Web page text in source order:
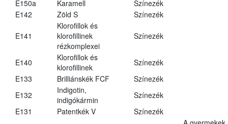
E150a
Karamell
Színezék
E142
Zöld S Színezék
E141
Klorofillok és
klorofillinek
rézkomplexei
Színezék
E140
Klorofillok és
klorofillinek
Színezék
E133
Brilliánskék FCF
Színezék
E132
Indigotin,
indigókármin
Színezék
E131
Patentkék V Színezék